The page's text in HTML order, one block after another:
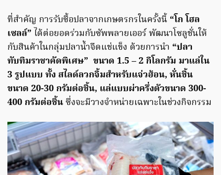
ที่สำคัญ การรับซื้อปลาจากเกษตรกรในครั้งนี้ “โก โฮล
เซลล์” ได้ต่อยอดร่วมกับซัพพลายเออร์ พัฒนาโซลูชั่นให้
กับสินค้าในกลุ่มปลาน้ำจืดแช่แข็ง ด้วยการนำ “ปลา
ทับทิมราชาคัดพิเศษ” ขนาด 1.5 – 2 กิโลกรัม มาแล่ใน
3 รูปแบบ ทั้ง สไลด์ลวกจิ้มสำหรับแจ่วฮ้อน, หั่นชิ้น
ขนาด 20-30 กรัมต่อชิ้น, แล่แบบผ่าครึ่งตัวขนาด 300-
400 กรัมต่อชิ้นซึ่งจะมีวางจำหน่ายเฉพาะในช่วงกิจกรรม